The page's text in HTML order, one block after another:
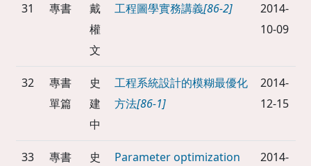
31 專書
戴
權
文
工程圖學實務講義[86-2]
2014-
10-09
32
專書
單篇
史
建
中
工程系統設計的模糊最優化
方法[86-1]
2014-
12-15
33
專書
史
Parameter optimization
2014-